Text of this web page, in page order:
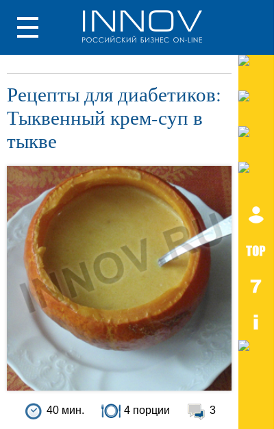
Рецепты для диабетиков:
Тыквенный крем-суп в
тыкве
40 мин. 4 порции 3